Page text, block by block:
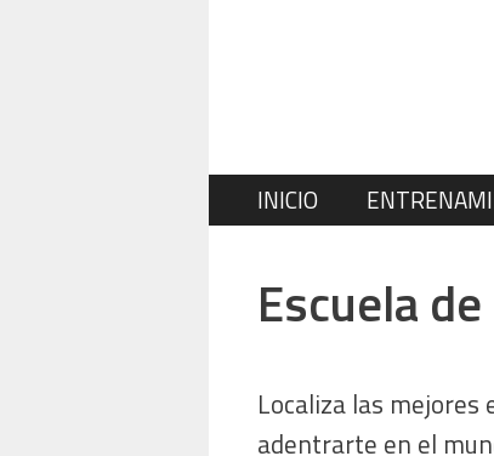
INICIO
Escuela
Localiza las
adentrarte en el